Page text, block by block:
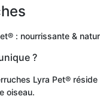
: nourrissante &
?
Lyra Pet®
oiseau.